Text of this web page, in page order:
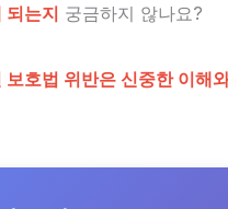
되는지 궁금하지 않나요?
보호법 위반은 신중한 이해